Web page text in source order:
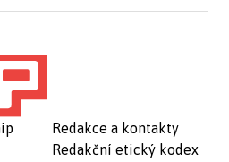
Redakce a kontakty
Redakční etický kodex